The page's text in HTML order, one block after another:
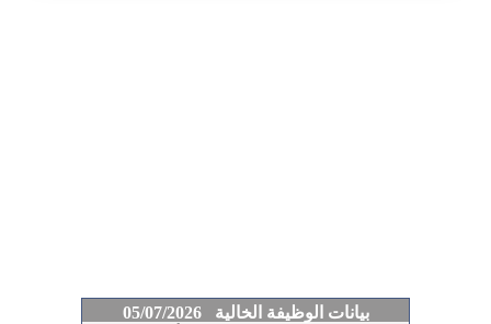
بيانات الوظيفة الخالية 05/07/2026